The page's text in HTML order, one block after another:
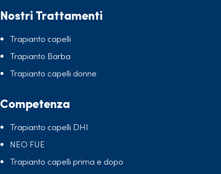
Nostri Trattamenti
Trapianto capelli
Trapianto Barba
Trapianto capelli donne
Competenza
Trapianto capelli DHI
NEO FUE
Trapianto capelli prima e dopo